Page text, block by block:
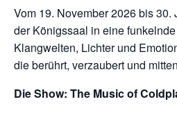
Vom 19. November 2026 bis
der Königssaal in eine
Klangwelten, Lichter und
die berührt, verzaubert und
Die Show: The Music of